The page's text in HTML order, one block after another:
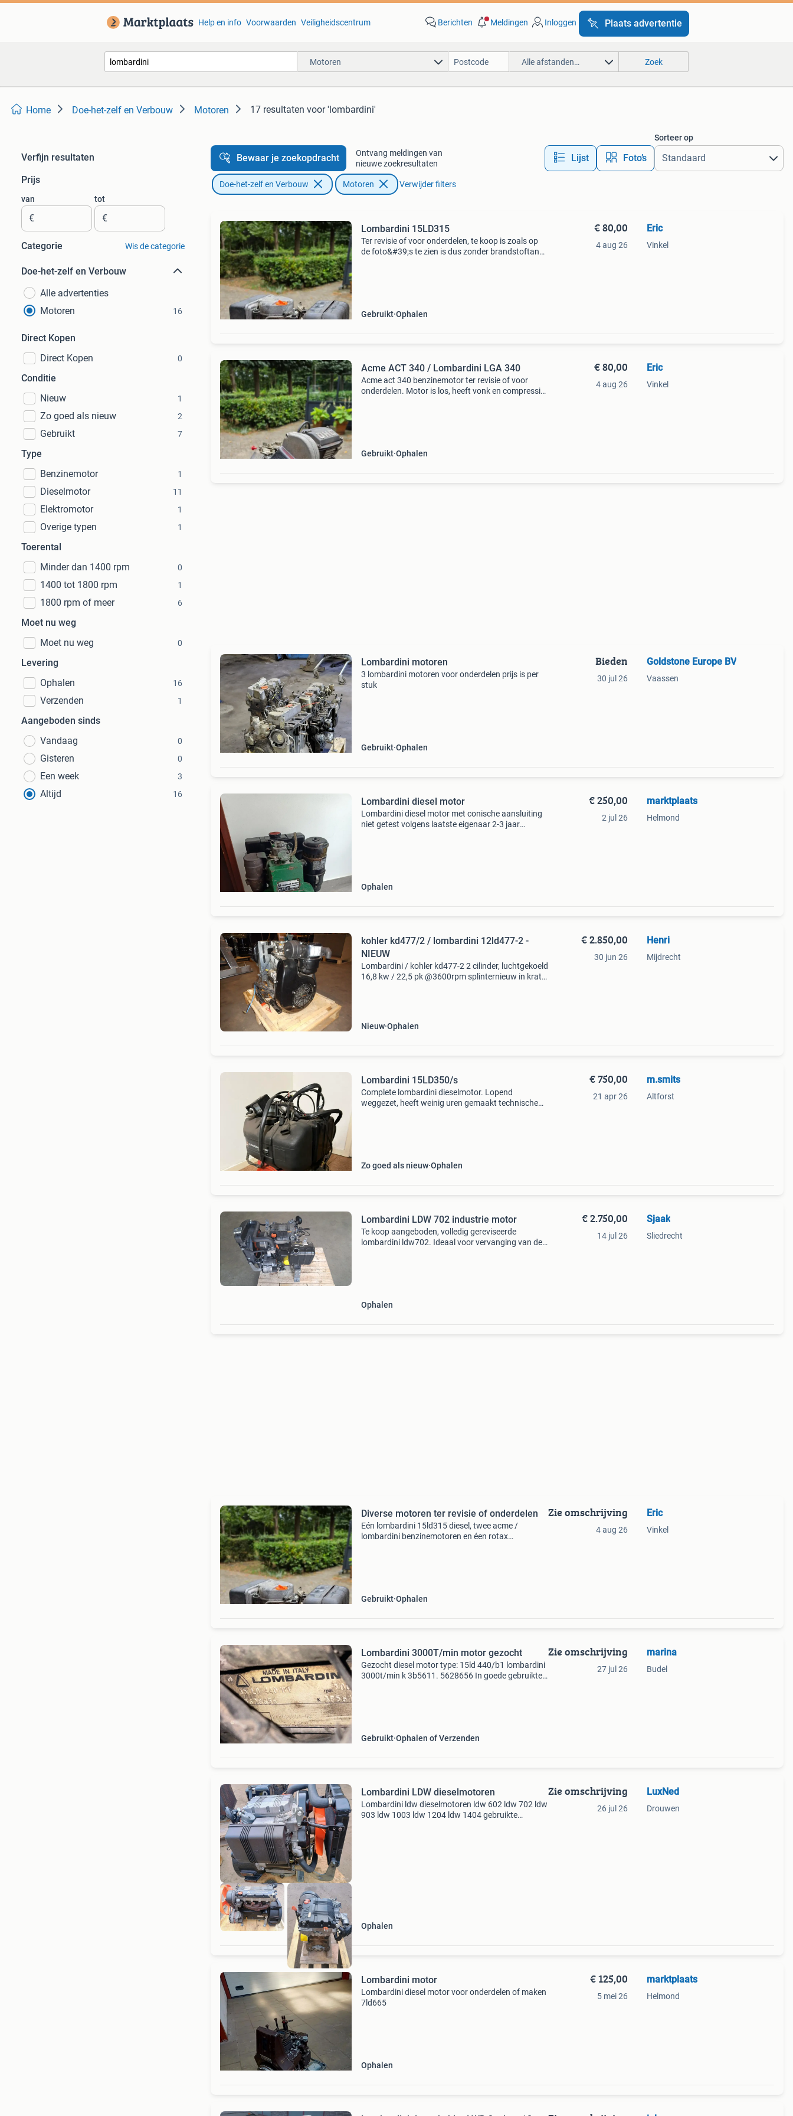
Help en info Voorwaarden Veiligheidscentrum Berichten Meldingen Inloggen Plaats advertentie
Motoren Alle afstanden… Zoek
Home Doe-het-zelf en Verbouw Motoren 17 resultaten voor 'lombardini'
Verfijn resultaten
Prijs
van
€
tot
€
Categorie Wis de categorie
Doe-het-zelf en Verbouw
Alle advertenties
Motoren
16
Direct Kopen
Direct Kopen
0
Conditie
Nieuw
1
Zo goed als nieuw 2
Gebruikt 7
Type
Benzinemotor
1
Dieselmotor 11
Elektromotor 1
Overige typen 1
Toerental
Minder dan 1400 rpm
0
1400 tot 1800 rpm 1
1800 rpm of meer 6
Moet nu weg
Moet nu weg
0
Levering
Ophalen
16
Verzenden 1
Aangeboden sinds
Vandaag
0
Gisteren 0
Een week 3
Altijd 16
Bewaar je zoekopdracht
Ontvang meldingen van
nieuwe zoekresultaten
Lijst Foto’s
Sorteer op
Doe-het-zelf en Verbouw Motoren Verwijder filters
Lombardini 15LD315
Ter revisie of voor onderdelen, te koop is zoals op
de foto&#39;s te zien is dus zonder brandstoftank.
Gebruikt Ophalen
€ 80,00
4 aug 26
Eric
Vinkel
Acme ACT 340 / Lombardini LGA 340
Acme act 340 benzinemotor ter revisie of voor
onderdelen. Motor is los, heeft vonk en compressie
Gebruikt Ophalen
€ 80,00
4 aug 26
Eric
Vinkel
Lombardini motoren
3 lombardini motoren voor onderdelen prijs is per
stuk
Gebruikt Ophalen
Bieden
30 jul 26
Goldstone Europe BV
Vaassen
Lombardini diesel motor
Lombardini diesel motor met conische aansluiting
niet getest volgens laatste eigenaar 2-3 jaar
Ophalen
€ 250,00
2 jul 26
marktplaats
Helmond
kohler kd477/2 / lombardini 12ld477-2 -
NIEUW
Lombardini / kohler kd477-2 2 cilinder, luchtgekoeld
16,8 kw / 22,5 pk @3600rpm splinternieuw in krat,
Nieuw Ophalen
€ 2.850,00
30 jun 26
Henri
Mijdrecht
Lombardini 15LD350/s
Complete lombardini dieselmotor. Lopend
weggezet, heeft weinig uren gemaakt technische
Zo goed als nieuw Ophalen
€ 750,00
21 apr 26
m.smits
Altforst
Lombardini LDW 702 industrie motor
Te koop aangeboden, volledig gereviseerde
lombardini ldw702. Ideaal voor vervanging van de
Ophalen
€ 2.750,00
14 jul 26
Sjaak
Sliedrecht
Diverse motoren ter revisie of onderdelen
Eén lombardini 15ld315 diesel, twee acme /
lombardini benzinemotoren en éen rotax
Gebruikt Ophalen
Zie omschrijving
4 aug 26
Eric
Vinkel
Lombardini 3000T/min motor gezocht
Gezocht diesel motor type: 15ld 440/b1 lombardini
3000t/min k 3b5611. 5628656 In goede gebruikte
Gebruikt Ophalen of Verzenden
Zie omschrijving
27 jul 26
marina
Budel
Lombardini LDW dieselmotoren
Lombardini ldw dieselmotoren ldw 602 ldw 702 ldw
903 ldw 1003 ldw 1204 ldw 1404 gebruikte
Ophalen
Zie omschrijving
26 jul 26
LuxNed
Drouwen
Lombardini motor
Lombardini diesel motor voor onderdelen of maken
7ld665
Ophalen
€ 125,00
5 mei 26
marktplaats
Helmond